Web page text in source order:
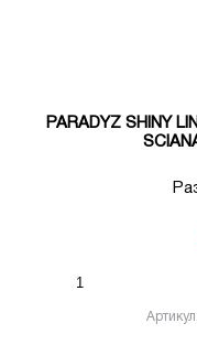
PARADYZ SHINY